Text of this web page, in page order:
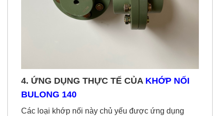
4. ỨNG DỤNG THỰC TẾ CỦA KHỚP NỐI
BULONG 140
Các loại khớp nối này chủ yếu được ứng dụng